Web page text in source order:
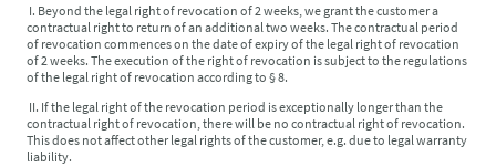
I. Beyond the legal right of revocation of 2 weeks, we grant the customer a
contractual right to return of an additional two weeks. The contractual period
of revocation commences on the date of expiry of the legal right of revocation
of 2 weeks. The execution of the right of revocation is subject to the regulations
of the legal right of revocation according to § 8.
II. If the legal right of the revocation period is exceptionally longer than the
contractual right of revocation, there will be no contractual right of revocation.
This does not affect other legal rights of the customer, e.g. due to legal warranty
liability.